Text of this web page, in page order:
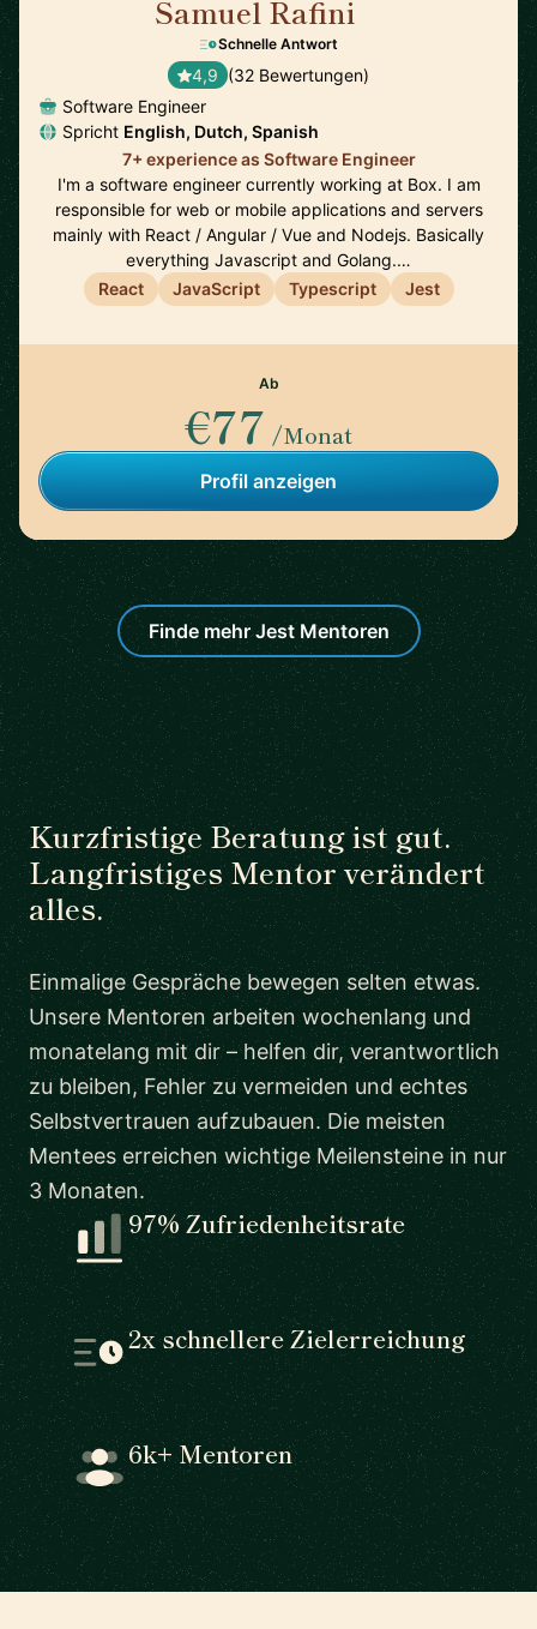
Samuel Rafini
Schnelle Antwort
4,9 (32 Bewertungen)
Software Engineer
Spricht English, Dutch, Spanish
7+ experience as Software Engineer
I'm a software engineer currently working at Box. I am
responsible for web or mobile applications and servers
mainly with React / Angular / Vue and Nodejs. Basically
everything Javascript and Golang.…
React
JavaScript Typescript Jest
Ab
€77 /Monat
Profil anzeigen
Finde mehr Jest Mentoren
Kurzfristige Beratung ist gut.
Langfristiges Mentor verändert
alles.
Einmalige Gespräche bewegen selten etwas.
Unsere Mentoren arbeiten wochenlang und
monatelang mit dir – helfen dir, verantwortlich
zu bleiben, Fehler zu vermeiden und echtes
Selbstvertrauen aufzubauen. Die meisten
Mentees erreichen wichtige Meilensteine in nur
3 Monaten.
97% Zufriedenheitsrate
2x schnellere Zielerreichung
6k+ Mentoren